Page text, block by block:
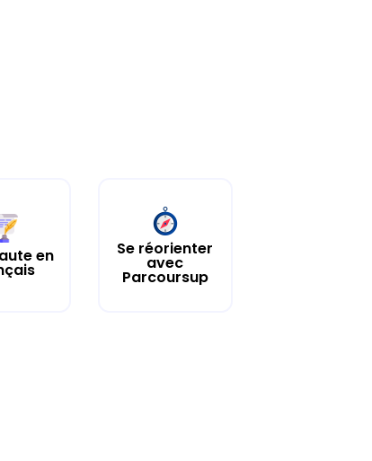
en Se réorienter
avec
Parcoursup